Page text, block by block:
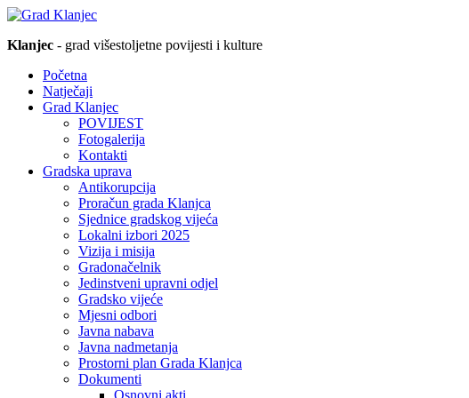
Klanjec - grad višestoljetne povijesti i kulture
Početna
Natječaji
Grad Klanjec
POVIJEST
Fotogalerija
Kontakti
Gradska uprava
Antikorupcija
Proračun grada Klanjca
Sjednice gradskog vijeća
Lokalni izbori 2025
Vizija i misija
Gradonačelnik
Jedinstveni upravni odjel
Gradsko vijeće
Mjesni odbori
Javna nabava
Javna nadmetanja
Prostorni plan Grada Klanjca
Dokumenti
Osnovni akti